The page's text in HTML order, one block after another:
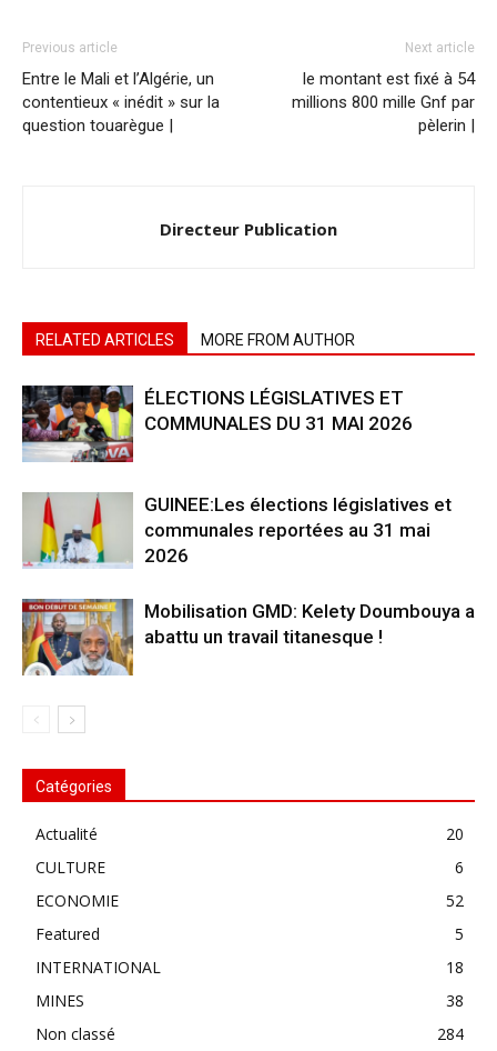
Previous article
Entre le Mali et l’Algérie, un
contentieux « inédit » sur la
question touarègue |
Next article
le montant est fixé à 54
millions 800 mille Gnf par
pèlerin |
Directeur Publication
RELATED ARTICLES MORE FROM AUTHOR
ÉLECTIONS LÉGISLATIVES ET
COMMUNALES DU 31 MAI 2026
GUINEE:Les élections législatives et
communales reportées au 31 mai
2026
Mobilisation GMD: Kelety Doumbouya a
abattu un travail titanesque !
Catégories
Actualité
20
CULTURE
6
ECONOMIE
52
Featured
5
INTERNATIONAL
18
MINES
38
Non classé
284